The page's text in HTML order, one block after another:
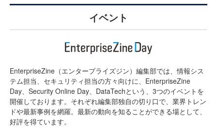
イベント
EnterpriseZine（エンタープライズジン）編集部では、情報シス
テム担当、セキュリティ担当の方々向けに、EnterpriseZine
Day、Security Online Day、DataTechという、3つのイベントを
開催しております。それぞれ編集部独自の切り口で、業界トレン
ドや最新事例を網羅。最新の動向を知ることができる場として、
好評を得ています。